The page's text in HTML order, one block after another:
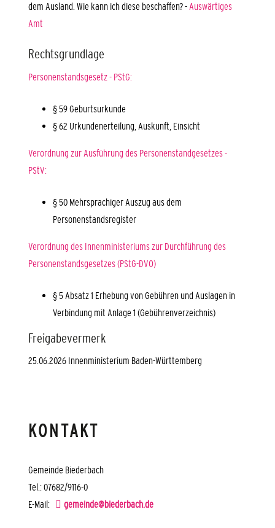
dem Ausland. Wie kann ich diese beschaffen? - Auswärtiges
Amt
Rechtsgrundlage
Personenstandsgesetz - PStG:
§ 59 Geburtsurkunde
§ 62 Urkundenerteilung, Auskunft, Einsicht
Verordnung zur Ausführung des Personenstandgesetzes -
PStV:
§ 50 Mehrsprachiger Auszug aus dem
Personenstandsregister
Verordnung des Innenministeriums zur Durchführung des
Personenstandsgesetzes (PStG-DVO)
§ 5 Absatz 1 Erhebung von Gebühren und Auslagen in
Verbindung mit Anlage 1 (Gebührenverzeichnis)
Freigabevermerk
25.06.2026 Innenministerium Baden-Württemberg
KONTAKT
Gemeinde Biederbach
Tel.: 07682/9116-0
E-Mail:
gemeinde@biederbach.de